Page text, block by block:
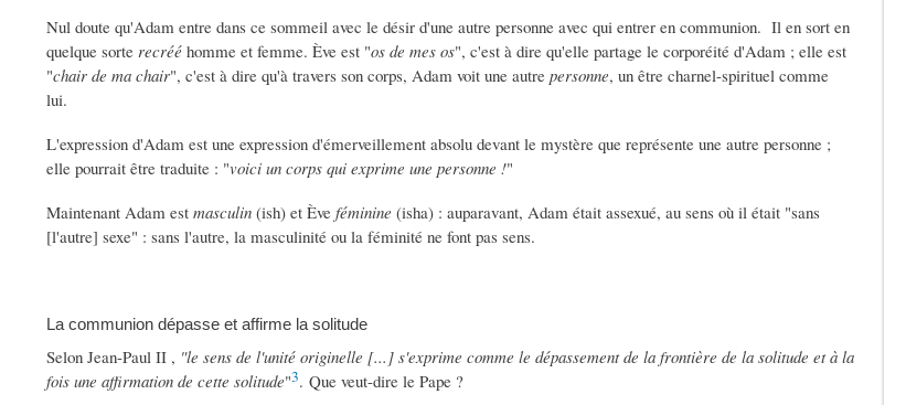
Nul doute qu'Adam entre dans ce sommeil avec le désir d'une autre personne avec qui entrer en communion. Il en sort en
quelque sorte recréé homme et femme. Ève est "os de mes os", c'est à dire qu'elle partage le corporéité d'Adam ; elle est
"chair de ma chair", c'est à dire qu'à travers son corps, Adam voit une autre personne, un être charnel-spirituel comme
lui.
L'expression d'Adam est une expression d'émerveillement absolu devant le mystère que représente une autre personne ;
elle pourrait être traduite : "voici un corps qui exprime une personne !"
Maintenant Adam est masculin (ish) et Ève féminine (isha) : auparavant, Adam était assexué, au sens où il était "sans
[l'autre] sexe" : sans l'autre, la masculinité ou la féminité ne font pas sens.
La communion dépasse et affirme la solitude
Selon Jean-Paul II , "le sens de l'unité originelle [...] s'exprime comme le dépassement de la frontière de la solitude et à la
fois une affirmation de cette solitude"3. Que veut-dire le Pape ?